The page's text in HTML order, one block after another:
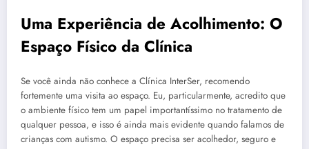
Uma Experiência de Acolhimento: O
Espaço Físico da Clínica
Se você ainda não conhece a Clínica InterSer, recomendo
fortemente uma visita ao espaço. Eu, particularmente, acredito que
o ambiente físico tem um papel importantíssimo no tratamento de
qualquer pessoa, e isso é ainda mais evidente quando falamos de
crianças com autismo. O espaço precisa ser acolhedor, seguro e